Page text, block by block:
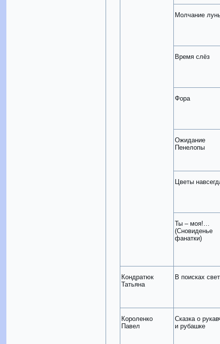
Молчание
Время слёз
Фора
Ожидание
Пенелопы
Цветы
Ты – моя!…
(Сновиденье
фанатки)
Кондратюк
Татьяна
В поисках
Короленко
Павел
Сказка о
и рубашке